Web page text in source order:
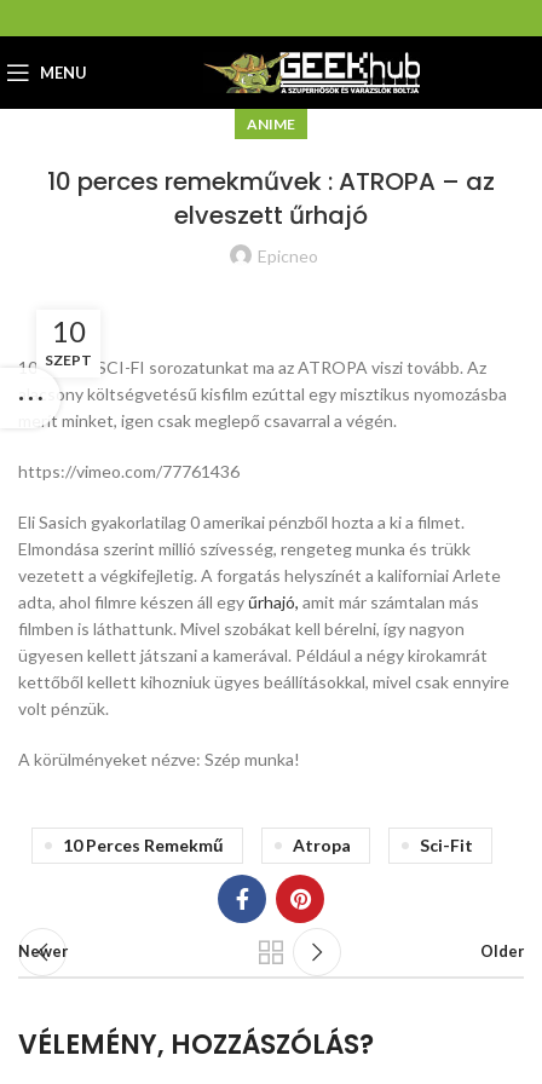
MENU
ANIME
10 perces remekművek : ATROPA – az
elveszett űrhajó
Epicneo
10
SZEPT
10 perces SCI-FI sorozatunkat ma az ATROPA viszi tovább. Az
alacsony költségvetésű kisfilm ezúttal egy misztikus nyomozásba
merít minket, igen csak meglepő csavarral a végén.
https://vimeo.com/77761436
Eli Sasich gyakorlatilag 0 amerikai pénzből hozta a ki a filmet.
Elmondása szerint millió szívesség, rengeteg munka és trükk
vezetett a végkifejletig. A forgatás helyszínét a kaliforniai Arlete
adta, ahol filmre készen áll egy űrhajó, amit már számtalan más
filmben is láthattunk. Mivel szobákat kell bérelni, így nagyon
ügyesen kellett játszani a kamerával. Például a négy kirokamrát
kettőből kellett kihozniuk ügyes beállításokkal, mivel csak ennyire
volt pénzük.
A körülményeket nézve: Szép munka!
10 Perces Remekmű Atropa Sci-Fit
Newer Older
VÉLEMÉNY, HOZZÁSZÓLÁS?